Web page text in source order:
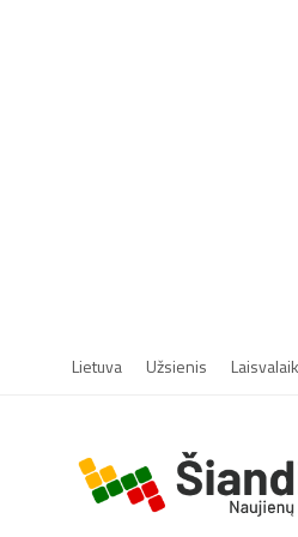
Lietuva Užsienis
r